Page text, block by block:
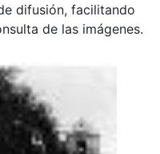
difusión, facilitando
de las imágenes.